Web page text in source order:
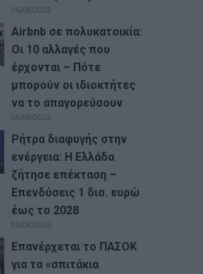
06/08/2026
Airbnb σε πολυκατοικία:
Οι 10 αλλαγές που
έρχονται – Πότε
μπορούν οι ιδιοκτήτες
να το απαγορεύσουν
06/08/2026
Ρήτρα διαφυγής στην
ενέργεια: Η Ελλάδα
ζήτησε επέκταση –
Επενδύσεις 1 δισ. ευρώ
έως το 2028
06/08/2026
Επανέρχεται το ΠΑΣΟΚ
για τα «σπιτάκια